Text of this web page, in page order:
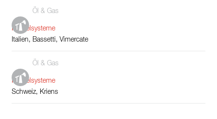
Öl & Gas
Kesselsysteme
Italien, Bassetti, Vimercate
Öl & Gas
Kesselsysteme
Schweiz, Kriens